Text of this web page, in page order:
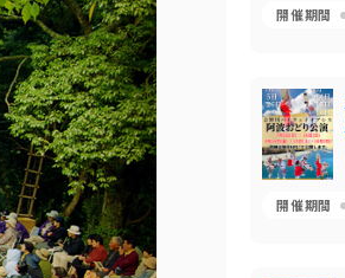
開催期間
開催期間